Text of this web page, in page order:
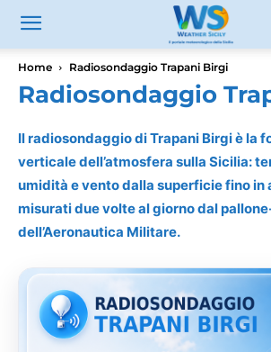
Home Radiosondaggio Trapani Birgi
Radiosondaggio
Il radiosondaggio di Trapani Birgi è la
verticale dell’atmosfera sulla Sicilia:
umidità e vento dalla superficie fino in
misurati due volte al giorno dal
dell’Aeronautica Militare.